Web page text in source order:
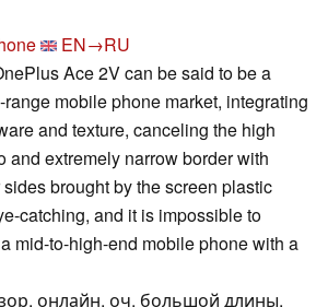
EN→RU
Ace 2V can be said to be a
mobile phone market, integrating
and texture, canceling the high
and extremely narrow border with
brought by the screen plastic
catching, and it is impossible to
mid-to-high-end mobile phone with a
онлайн, оч. большой длины,